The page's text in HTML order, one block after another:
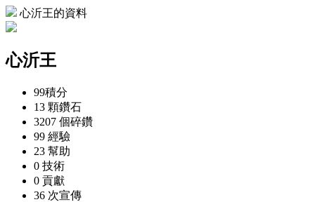
心沂王的資料
心沂王
99積分
13 顆鑽石
3207 個碎鑽
99 經驗
23 幫助
0 技術
0 貢獻
36 次宣傳